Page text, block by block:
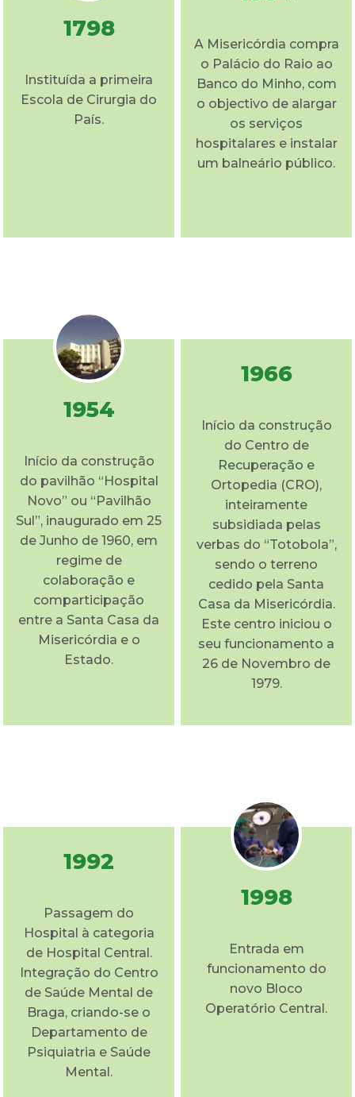
1798
Instituída a primeira
Escola de Cirurgia do
País.
A Misericórdia compra
o Palácio do Raio ao
Banco do Minho, com
o objectivo de alargar
os serviços
hospitalares e instalar
um balneário público.
1954
Início da construção
do pavilhão “Hospital
Novo” ou “Pavilhão
Sul”, inaugurado em 25
de Junho de 1960, em
regime de
colaboração e
comparticipação
entre a Santa Casa da
Misericórdia e o
Estado.
1966
Início da construção
do Centro de
Recuperação e
Ortopedia (CRO),
inteiramente
subsidiada pelas
verbas do “Totobola”,
sendo o terreno
cedido pela Santa
Casa da Misericórdia.
Este centro iniciou o
seu funcionamento a
26 de Novembro de
1979.
1992
Passagem do
Hospital à categoria
de Hospital Central.
Integração do Centro
de Saúde Mental de
Braga, criando-se o
Departamento de
Psiquiatria e Saúde
Mental.
1998
Entrada em
funcionamento do
novo Bloco
Operatório Central.